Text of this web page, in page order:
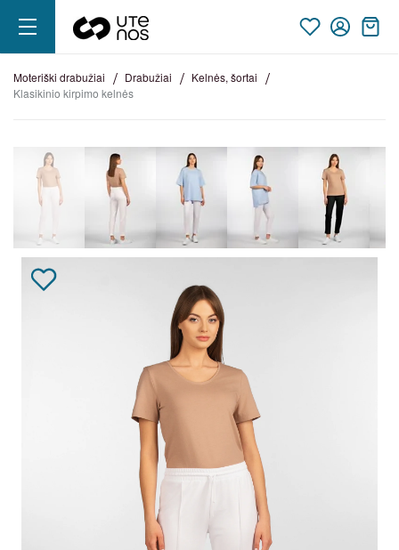
moteriški drabužiai drabužiai
kelnės, šortai
klasikinio kirpimo kelnės